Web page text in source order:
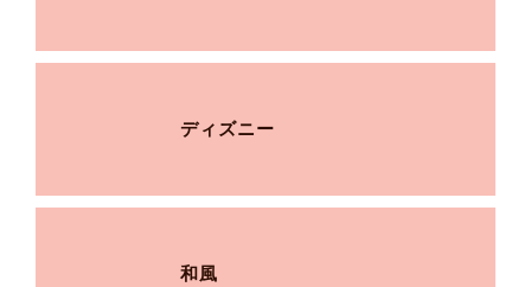
ディズニー
和風